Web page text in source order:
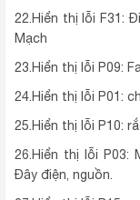
22.Hiển thị lỗi F31:
Mạch
23.Hiển thị lỗi P09:
24.Hiển thị lỗi P01:
25.Hiển thị lỗi P10:
26.Hiển thị lỗi P03:
Đây điện, nguồn.